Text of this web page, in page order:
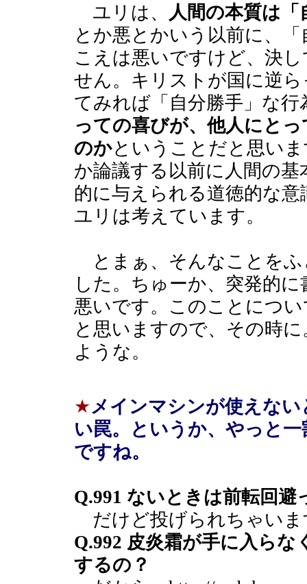
ユリは、
人間の本質は「
とか悪とかいう以前に、
こえは悪いですけど、決
せん。キリストが国に逆
てみれば「自分勝手」な
っての喜びが、他人にと
のかということだと思い
か論議する以前に人間の
的に与えられる道徳的な
ユリは考えています。
とまぁ、そんなことをふ
した。ちゅーか、突発的
悪いです。このことにつ
と思いますので、その時
ような。
★メインマシンが使えな
い罠。というか、やっと
ですね。
Q.991 ないときは前転回避
だけど投げられちゃいま
Q.992 皮炎霜が手に入ら
するの？